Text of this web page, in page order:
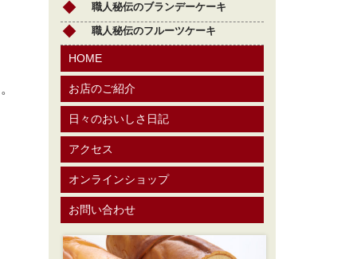
職人秘伝のブランデーケーキ
職人秘伝のフルーツケーキ
HOME
お店のご紹介
日々のおいしさ日記
アクセス
オンラインショップ
お問い合わせ